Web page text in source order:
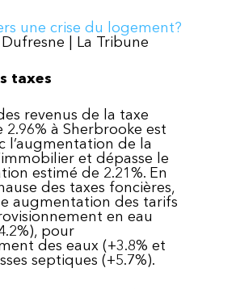
une crise du logement?
Dufresne | La Tribune
taxes
revenus de la taxe
2.96% à Sherbrooke est
l’augmentation de la
et dépasse le
estimé de 2.21%. En
des taxes foncières,
augmentation des tarifs
en eau
pour
des eaux (+3.8% et
septiques (+5.7%).